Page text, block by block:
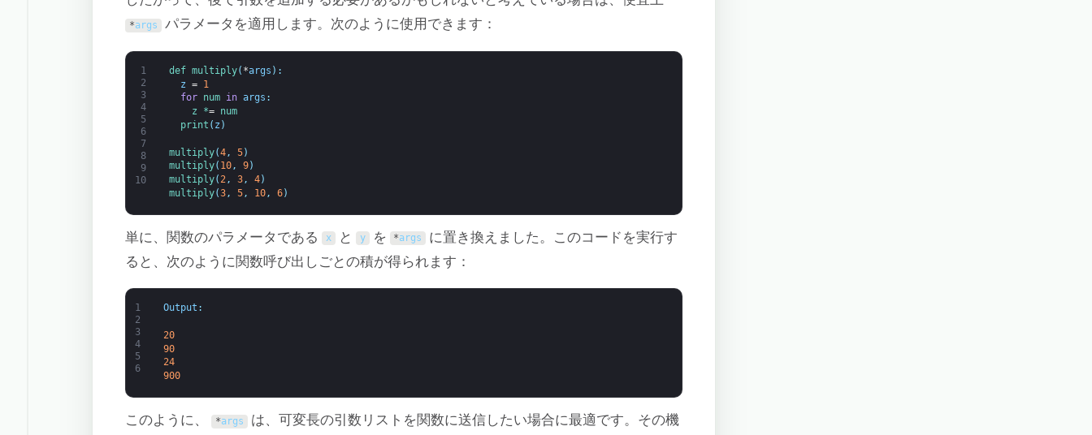
*args パラメータを適用します。次のように使用できます：
1
2
3
4
5
6
7
8
9
10
def multiply( *args ) :
z = 1
for num in args :
z *= num
print ( z )
multiply(4, 5)
multiply( 10, 9)
multiply(2, 3, 4)
multiply(3, 5, 10, 6)
単に、関数のパラメータである x と y を *args
に置き換えました。このコードを実行す
ると、次のように関数呼び出しごとの積が得られます：
1
2
3
4
5
6
Output :
20
90
24
900
このように、 *args は、可変長の引数リストを関数に送信したい場合に最適です。その機